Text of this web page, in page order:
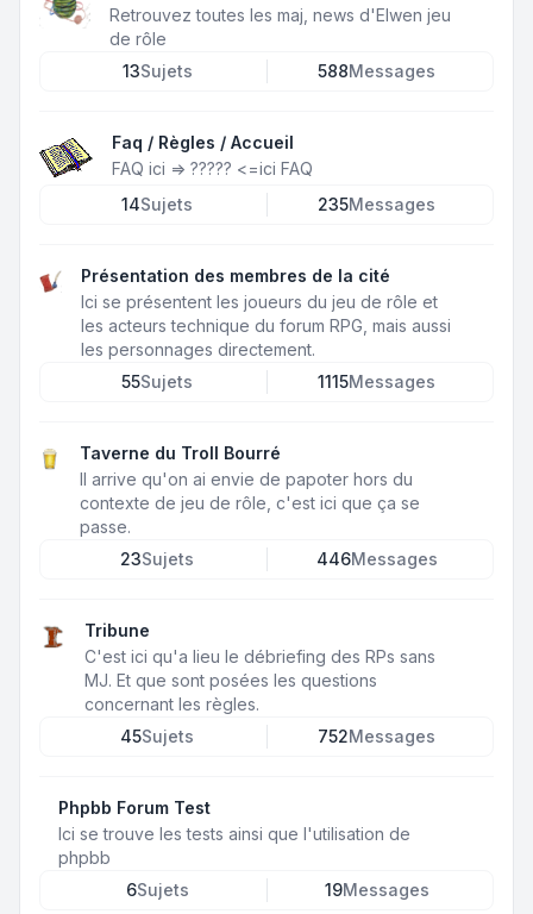
Retrouvez toutes les maj, news d'Elwen jeu
de rôle
13Sujets 588Messages
Faq / Règles / Accueil
FAQ ici => ????? <=ici FAQ
14Sujets 235Messages
Présentation des membres de la cité
Ici se présentent les joueurs du jeu de rôle et
les acteurs technique du forum RPG, mais aussi
les personnages directement.
55Sujets 1115Messages
Taverne du Troll Bourré
Il arrive qu'on ai envie de papoter hors du
contexte de jeu de rôle, c'est ici que ça se
passe.
23Sujets 446Messages
Tribune
C'est ici qu'a lieu le débriefing des RPs sans
MJ. Et que sont posées les questions
concernant les règles.
45Sujets 752Messages
Phpbb Forum Test
Ici se trouve les tests ainsi que l'utilisation de
phpbb
6Sujets 19Messages